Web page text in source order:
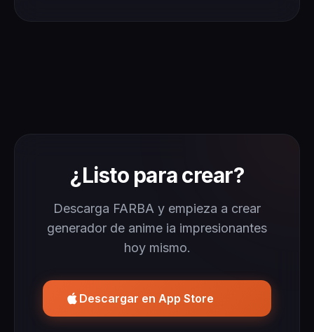
¿Listo para crear?
Descarga FARBA y empieza a crear
generador de anime ia impresionantes
hoy mismo.
Descargar en App Store